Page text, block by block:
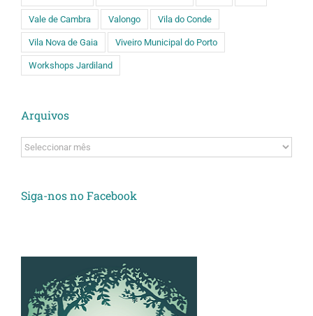
Vale de Cambra Valongo Vila do Conde
Vila Nova de Gaia Viveiro Municipal do Porto
Workshops Jardiland
Arquivos
Arquivos
Siga-nos no Facebook